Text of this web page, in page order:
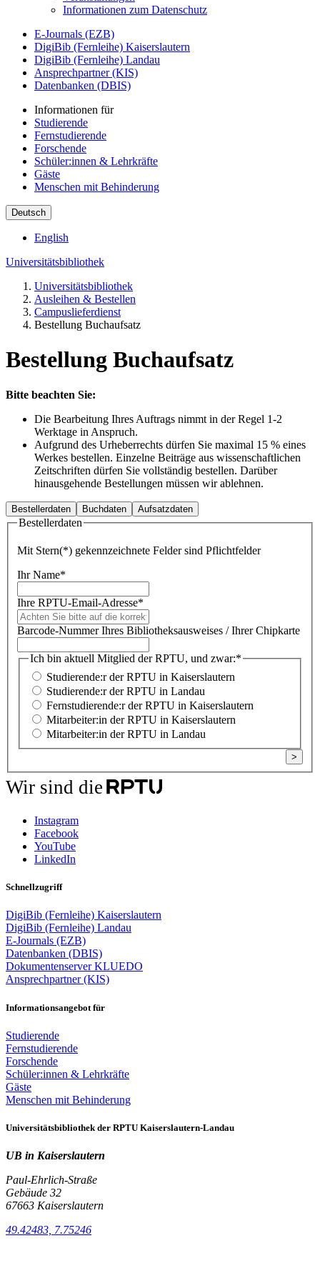
Informationen zum Datenschutz
E-Journals (EZB)
DigiBib (Fernleihe) Kaiserslautern
DigiBib (Fernleihe) Landau
Ansprechpartner (KIS)
Datenbanken (DBIS)
Informationen für
Studierende
Fernstudierende
Forschende
Schüler:innen & Lehrkräfte
Gäste
Menschen mit Behinderung
Deutsch
English
Universitätsbibliothek
Universitätsbibliothek
Ausleihen & Bestellen
Campuslieferdienst
Bestellung Buchaufsatz
Bestellung Buchaufsatz
Bitte beachten Sie:
Die Bearbeitung Ihres Auftrags nimmt in der Regel 1-2
Werktage in Anspruch.
Aufgrund des Urheberrechts dürfen Sie maximal 15 % eines
Werkes bestellen. Einzelne Beiträge aus wissenschaftlichen
Zeitschriften dürfen Sie vollständig bestellen. Darüber
hinausgehende Bestellungen müssen wir ablehnen.
Bestellerdaten Buchdaten Aufsatzdaten
Bestellerdaten
Mit Stern(*) gekennzeichnete Felder sind Pflichtfelder
Ihr Name*
Ihre RPTU-Email-Adresse*
Barcode-Nummer Ihres Bibliotheksausweises / Ihrer Chipkarte
Ich bin aktuell Mitglied der RPTU, und zwar:*
Studierende:r der RPTU in Kaiserslautern
Studierende:r der RPTU in Landau
Fernstudierende:r der RPTU in Kaiserslautern
Mitarbeiter:in der RPTU in Kaiserslautern
Mitarbeiter:in der RPTU in Landau
>
Wir sind die
Instagram
Facebook
YouTube
LinkedIn
Schnellzugriff
DigiBib (Fernleihe) Kaiserslautern
DigiBib (Fernleihe) Landau
E-Journals (EZB)
Datenbanken (DBIS)
Dokumentenserver KLUEDO
Ansprechpartner (KIS)
Informationsangebot für
Studierende
Fernstudierende
Forschende
Schüler:innen & Lehrkräfte
Gäste
Menschen mit Behinderung
Universitätsbibliothek der RPTU Kaiserslautern-Landau
UB in Kaiserslautern
Paul-Ehrlich-Straße
Gebäude 32
67663 Kaiserslautern
49.42483, 7.75246